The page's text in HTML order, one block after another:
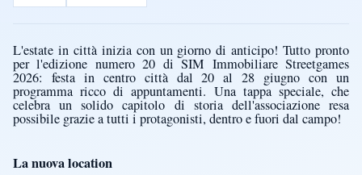
L'estate in città inizia con un giorno di anticipo! Tutto pronto
per l'edizione numero 20 di SIM Immobiliare Streetgames
2026: festa in centro città dal 20 al 28 giugno con un
programma ricco di appuntamenti. Una tappa speciale, che
celebra un solido capitolo di storia dell'associazione resa
possibile grazie a tutti i protagonisti, dentro e fuori dal campo!
La nuova location